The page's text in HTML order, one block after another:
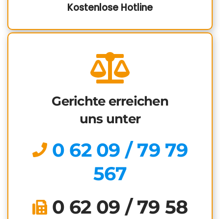
Kostenlose Hotline
Gerichte erreichen
uns unter
0 62 09 / 79 79
567
0 62 09 / 79 58